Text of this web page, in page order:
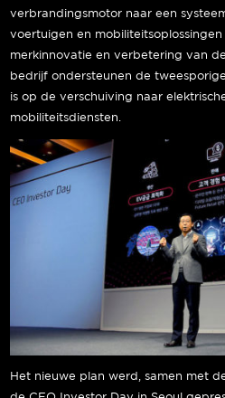
verbrandingsmotor naar een
voertuigen en
merkinnovatie en verbetering van
bedrijf ondersteunen de
is op de verschuiving naar
mobiliteitsdiensten.
Het nieuwe plan werd, samen met